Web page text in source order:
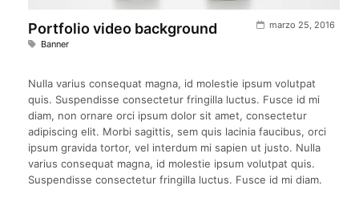
Portfolio video background
Banner
marzo 25, 2016
Nulla varius consequat magna, id molestie ipsum volutpat
quis. Suspendisse consectetur fringilla luctus. Fusce id mi
diam, non ornare orci ipsum dolor sit amet, consectetur
adipiscing elit. Morbi sagittis, sem quis lacinia faucibus, orci
ipsum gravida tortor, vel interdum mi sapien ut justo. Nulla
varius consequat magna, id molestie ipsum volutpat quis.
Suspendisse consectetur fringilla luctus. Fusce id mi diam.